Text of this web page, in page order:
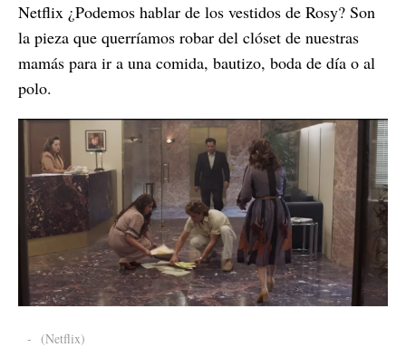
Netflix ¿Podemos hablar de los vestidos de Rosy? Son
la pieza que querríamos robar del clóset de nuestras
mamás para ir a una comida, bautizo, boda de día o al
polo.
- (Netflix)